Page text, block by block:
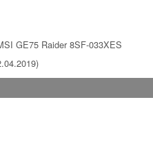
GE75 Raider 8SF-033XES